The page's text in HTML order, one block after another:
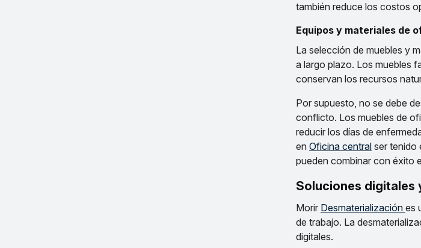
también reduce los costos
Equipos y materiales de
La selección de muebles y
a largo plazo. Los muebles
conservan los recursos
Por supuesto, no se debe
conflicto. Los muebles de
reducir los días de
en Oficina central ser tenido
pueden combinar con éxito
Soluciones
Morir Desmaterialización es
de trabajo. La
digitales.